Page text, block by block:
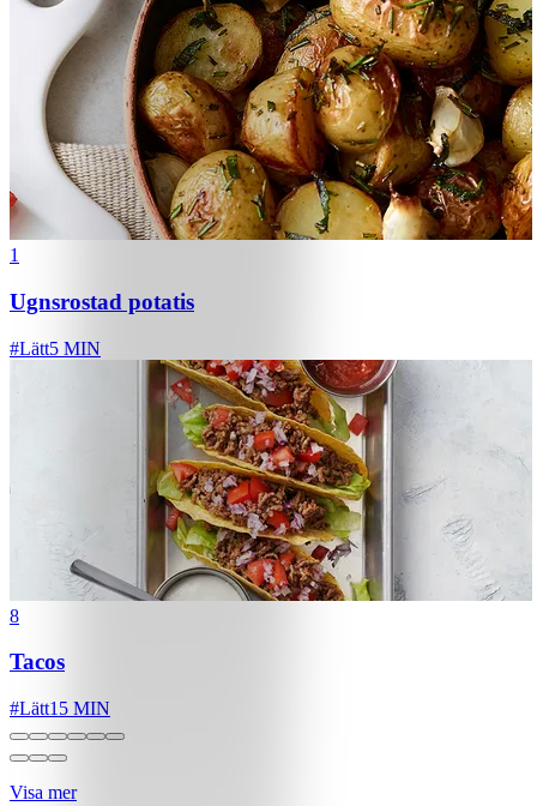
1
Ugnsrostad potatis
#Lätt5 MIN
8
Tacos
#Lätt15 MIN
Visa mer